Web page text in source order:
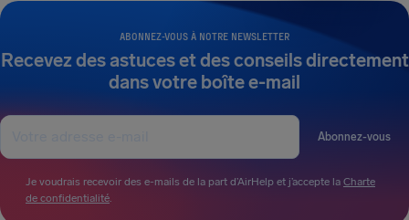
ABONNEZ-VOUS À NOTRE NEWSLETTER
Recevez des astuces et des conseils directement
dans votre boîte e-mail
Abonnez-vous
Je voudrais recevoir des e-mails de la part d’AirHelp et j’accepte la Charte
de confidentialité.